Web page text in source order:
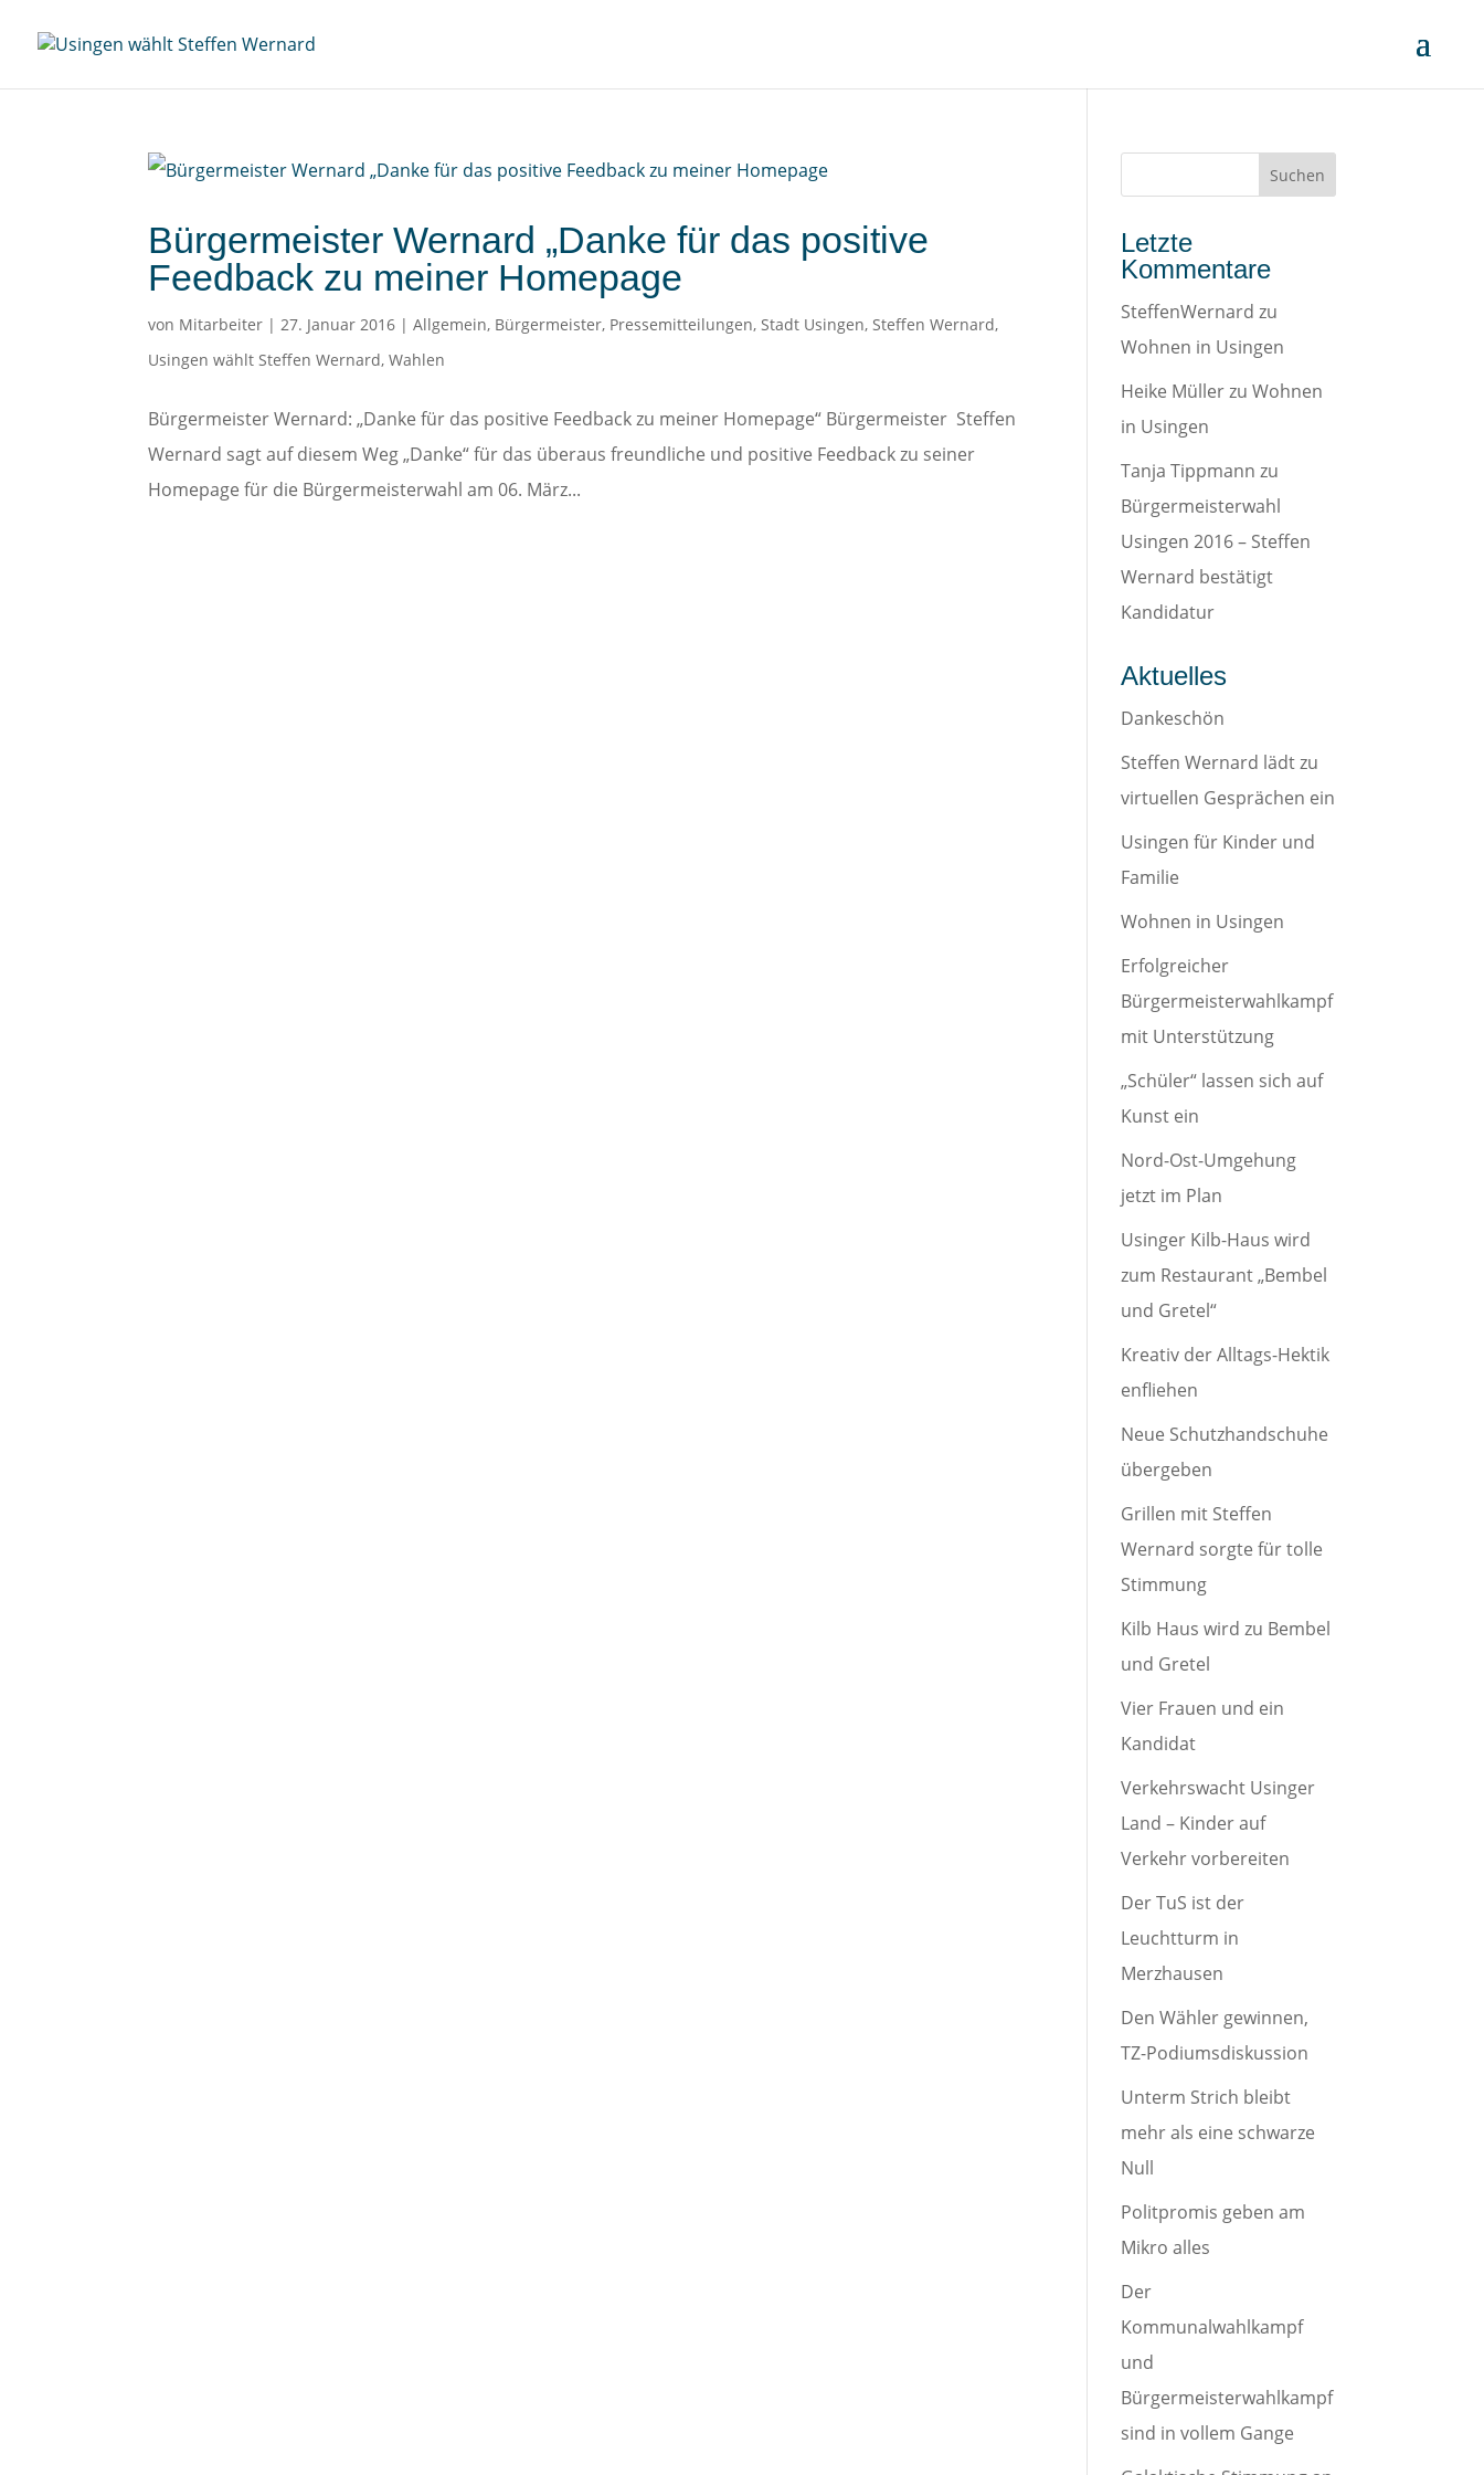
Bürgermeister Wernard „Danke für das positive
Feedback zu meiner Homepage
von Mitarbeiter |27. Januar 2016 |Allgemein, Bürgermeister, Pressemitteilungen,Stadt Usingen,Steffen Wernard,
Usingen wählt Steffen Wernard,Wahlen
Bürgermeister Wernard: „Danke für das positive Feedback zu meiner Homepage“ Bürgermeister Steffen
Wernard sagt auf diesem Weg „Danke“ für das überaus freundliche und positive Feedback zu seiner
Homepage für die Bürgermeisterwahl am 06. März...
Letzte
Kommentare
SteffenWernard zu
Wohnen in Usingen
Heike MüllerzuWohnen
in Usingen
Tanja Tippmann zu
Bürgermeisterwahl
Usingen 2016 – Steffen
Wernard bestätigt
Kandidatur
Aktuelles
Dankeschön
Steffen Wernard lädt zu
virtuellen Gesprächen ein
Usingen für Kinder und
Familie
Wohnen in Usingen
Erfolgreicher
Bürgermeisterwahlkampf
mit Unterstützung
„Schüler“ lassen sich auf
Kunst ein
Nord-Ost-Umgehung
jetzt im Plan
Usinger Kilb-Haus wird
zum Restaurant „Bembel
und Gretel“
Kreativ der Alltags-Hektik
enfliehen
Neue Schutzhandschuhe
übergeben
Grillen mit Steffen
Wernard sorgte für tolle
Stimmung
Kilb Haus wird zu Bembel
und Gretel
Vier Frauen und ein
Kandidat
Verkehrswacht Usinger
Land – Kinder auf
Verkehr vorbereiten
Der TuS ist der
Leuchtturm in
Merzhausen
Den Wähler gewinnen,
TZ-Podiumsdiskussion
Unterm Strich bleibt
mehr als eine schwarze
Null
Politpromis geben am
Mikro alles
Der
Kommunalwahlkampf
und
Bürgermeisterwahlkampf
sind in vollem Gange